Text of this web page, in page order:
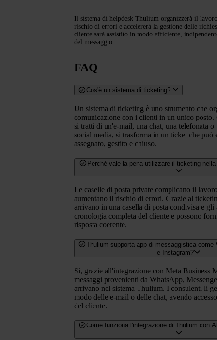
Il sistema di helpdesk Thulium organizzerà il
rischio di errori e accelererà la gestione delle
cliente sarà assistito in modo efficiente,
del messaggio.
FAQ
Cos'è un sistema di ticketing?
Un sistema di ticketing è uno strumento che
comunicazione con i clienti in un unico posto.
si tratti di un'e-mail, una chat, una telefonata
social media, si trasforma in un ticket che può
assegnato, gestito e chiuso.
Perché vale la pena utilizzare il ticketing
Le caselle di posta private complicano il
aumentano il rischio di errori. Grazie al
arrivano in una casella di posta condivisa e gli
cronologia completa del cliente e possono
risposta coerente.
Thulium supporta app di messaggistica come
e Instagram?
Sì, grazie all'integrazione con Meta Business
messaggi provenienti da WhatsApp,
arrivano nel sistema Thulium. I consulenti li
modo delle e-mail o delle chat, avendo
del cliente.
Come funziona l'integrazione di Thulium con